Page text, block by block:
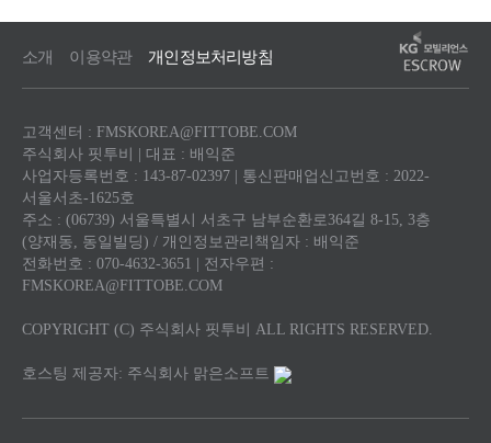
소개 이용약관 개인정보처리방침
고객센터 : FMSKOREA@FITTOBE.COM
주식회사 핏투비 | 대표 : 배익준
사업자등록번호 : 143-87-02397 | 통신판매업신고번호 : 2022-
서울서초-1625호
주소 : (06739) 서울특별시 서초구 남부순환로364길 8-15, 3층
(양재동, 동일빌딩) / 개인정보관리책임자 : 배익준
전화번호 : 070-4632-3651 | 전자우편 :
FMSKOREA@FITTOBE.COM
COPYRIGHT (C) 주식회사 핏투비 ALL RIGHTS RESERVED.
호스팅 제공자: 주식회사 맑은소프트